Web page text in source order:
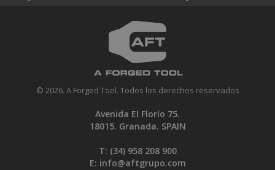
© 2026. A Forged Tool. Todos los derechos reservados
Avenida El Florío 75.
18015. Granada. SPAIN
T: (34) 958 208 900
E: info@aftgrupo.com